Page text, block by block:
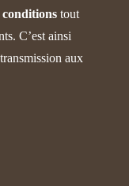
conditions tout
C’est ainsi
aux